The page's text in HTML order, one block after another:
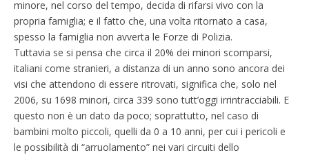
minore, nel corso del tempo, decida di rifarsi vivo con la
propria famiglia; e il fatto che, una volta ritornato a casa,
spesso la famiglia non avverta le Forze di Polizia.
Tuttavia se si pensa che circa il 20% dei minori scomparsi,
italiani come stranieri, a distanza di un anno sono ancora dei
visi che attendono di essere ritrovati, significa che, solo nel
2006, su 1698 minori, circa 339 sono tutt’oggi irrintracciabili. E
questo non è un dato da poco; soprattutto, nel caso di
bambini molto piccoli, quelli da 0 a 10 anni, per cui i pericoli e
le possibilità di “arruolamento” nei vari circuiti dello